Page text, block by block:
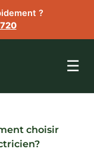
?
☰
choisir